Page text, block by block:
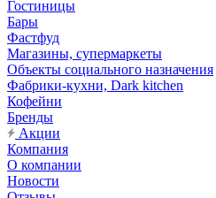
Гостиницы
Бары
Фастфуд
Магазины, супермаркеты
Объекты социального назначения
Фабрики-кухни, Dark kitchen
Кофейни
Бренды
Акции
Компания
О компании
Новости